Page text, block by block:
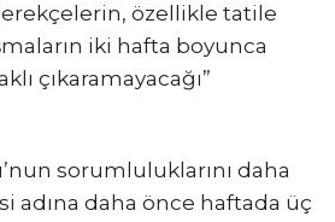
özellikle tatile
iki hafta boyunca
çıkaramayacağı”
sorumluluklarını daha
adına daha önce haftada üç